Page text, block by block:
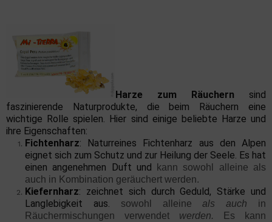
Harze zum Räuchern sind
faszinierende Naturprodukte, die beim Räuchern eine
wichtige Rolle spielen. Hier sind einige beliebte Harze und
ihre Eigenschaften:
Fichtenharz: Naturreines Fichtenharz aus den Alpen
eignet sich zum Schutz und zur Heilung der Seele. Es hat
einen angenehmen Duft und
kann sowohl alleine als
auch in Kombination geräuchert werden.
Kiefernharz: zeichnet sich durch Geduld, Stärke und
Langlebigkeit aus.
sowohl alleineals auch in
Räuchermischungen verwendet werden.
Es kann